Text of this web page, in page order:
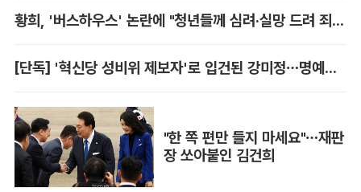
황희, '버스하우스' 논란에 "청년들께 심려·실망 드려 죄송"
[단독] '혁신당 성비위 제보자'로 입건된 강미정…명예훼손 혐의 불송치
"한 쪽 편만 들지 마세요"…재판
장 쏘아붙인 김건희